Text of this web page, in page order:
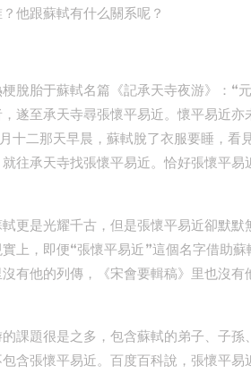
他跟蘇軾有什么關系呢？
脫胎于蘇軾名篇《記承天寺夜游》：“
遂至承天寺尋張懷平易近。懷平易近亦
二那天早晨，蘇軾脫了衣服要睡，看
往承天寺找張懷平易近。恰好張懷平易
更是光耀千古，但是張懷平易近卻默
上，即便“張懷平易近”這個名字借助
有他的列傳，《宋會要輯稿》里也沒有
課題很是之多，包含蘇軾的弟子、子孫
含張懷平易近。百度百科說，張懷平易